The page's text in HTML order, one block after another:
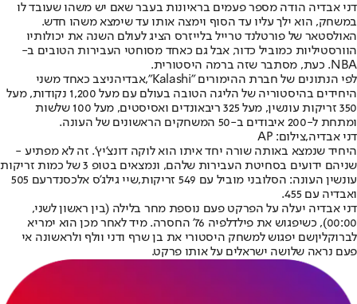
דני אבדיה הודה מספר פעמים בראיונות בעבר שאם יש משהו שעובד לו
במשחק, הוא ילך עליו עד הסוף וימצה אותו עד שימצא משהו חדש.
האולסטאר של פורטלנד טרייל בלייזרס הציג לעולם השנה את יכולותיו
הוורסטיליות כמוביל כדור, אבל גם כאחד מסוחטי העבירות הטובים ב-
NBA. כעת, מסתבר שזה ברמה היסטורית.
לפי הנתונים של חברת ההימורים "Kalashi",
אבדיהניצב כאחד משני
היחידים בהיסטוריה של הליגה הטובה בעולם עם מעל 1,200 נקודות, מעל
350 זריקות עונשין, מעל 325 ריבאונדים ואסיסטים, מעל 100 שלשות
ומתחת ל-200 איבודים ב-50 המשחקים הראשונים של העונה.
דני אבדיה,צילום: AP
היחיד שנמצא באותה שורה יחד איתו הוא לוקה דונצ'יץ'. זה לא מפתיע -
שניהם ידועים בסחיטת העבירות שלהם, ונמצאים בטופ 3 של כמות זריקות
עונשין העונה: הסלובני מוביל עם 549 זריקות,
שיי גילג'ס אלכסנדר
עם 505
ואבדיה עם 455.
דני אבדיה יעלה על הפרקט פעם נוספת מחר בלילה (בין ראשון לשני,
00:00), כשיפגוש את פילדלפיה 76' החסרה. מיד לאחר מכן הוא ימריא
לברוקליןשם יפגוש למשחק היסטורי את בן שרף ודני וולף ולראשונה אי
פעם נראה שלושה ישראלים על אותו פרקט.